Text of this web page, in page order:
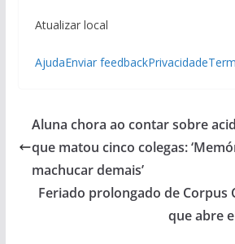
Atualizar local
AjudaEnviar feedbackPrivacidade
Aluna chora ao contar sobre
que matou cinco colegas:
machucar demais’
Feriado prolongado de Corpus
que abre